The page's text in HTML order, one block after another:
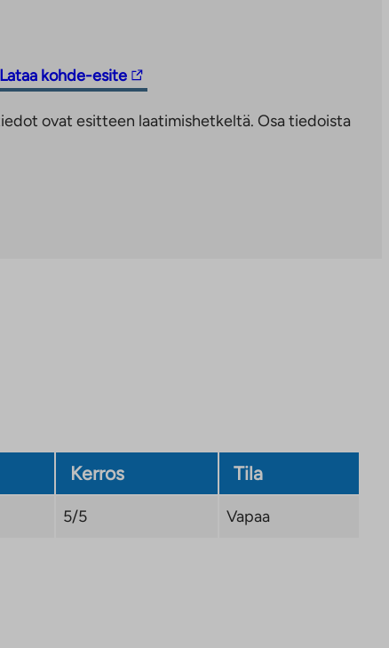
Lataa kohde-esite
Linkki
ovat esitteen laatimishetkeltä. Osa tiedoista
Kerros Tila
5/5 Vapaa